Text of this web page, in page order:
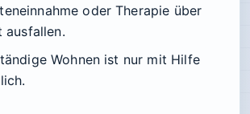
oder Therapie über
ausfallen.
Wohnen ist nur mit Hilfe